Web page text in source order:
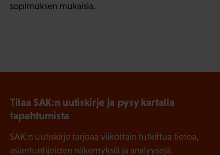
sopimuksen mukaisia.
Tilaa SAK:n uutiskirje ja pysy kartalla
tapahtumista
SAK:n uutiskirje tarjoaa viikottain tutkittua tietoa,
asiantuntijoiden näkemyksiä ja analyysejä.